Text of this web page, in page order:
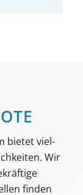
bietet viel­
Wir
finden